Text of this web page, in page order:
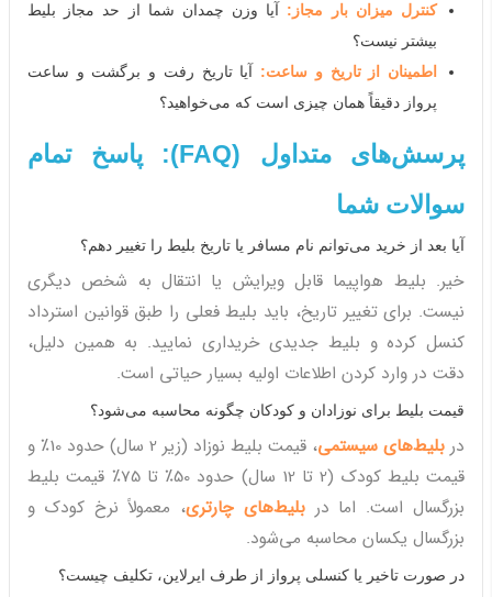
کنترل میزان بار مجاز: آیا وزن چمدان شما از حد مجاز بلیط
بیشتر نیست؟
اطمینان از تاریخ و ساعت: آیا تاریخ رفت و برگشت و ساعت
پرواز دقیقاً همان چیزی است که می‌خواهید؟
پرسش‌های متداول (FAQ): پاسخ تمام
سوالات شما
آیا بعد از خرید می‌توانم نام مسافر یا تاریخ بلیط را تغییر دهم؟
خیر. بلیط هواپیما قابل ویرایش یا انتقال به شخص دیگری
نیست. برای تغییر تاریخ، باید بلیط فعلی را طبق قوانین استرداد
کنسل کرده و بلیط جدیدی خریداری نمایید. به همین دلیل،
دقت در وارد کردن اطلاعات اولیه بسیار حیاتی است.
قیمت بلیط برای نوزادان و کودکان چگونه محاسبه می‌شود؟
در بلیط‌های سیستمی
، قیمت بلیط نوزاد (زیر 2 سال) حدود 10٪ و
قیمت بلیط کودک (2 تا 12 سال) حدود 50٪ تا 75٪ قیمت بلیط
بزرگسال است. اما دربلیط‌های چارتری، معمولاً نرخ کودک و
بزرگسال یکسان محاسبه می‌شود.
در صورت تاخیر یا کنسلی پرواز از طرف ایرلاین، تکلیف چیست؟